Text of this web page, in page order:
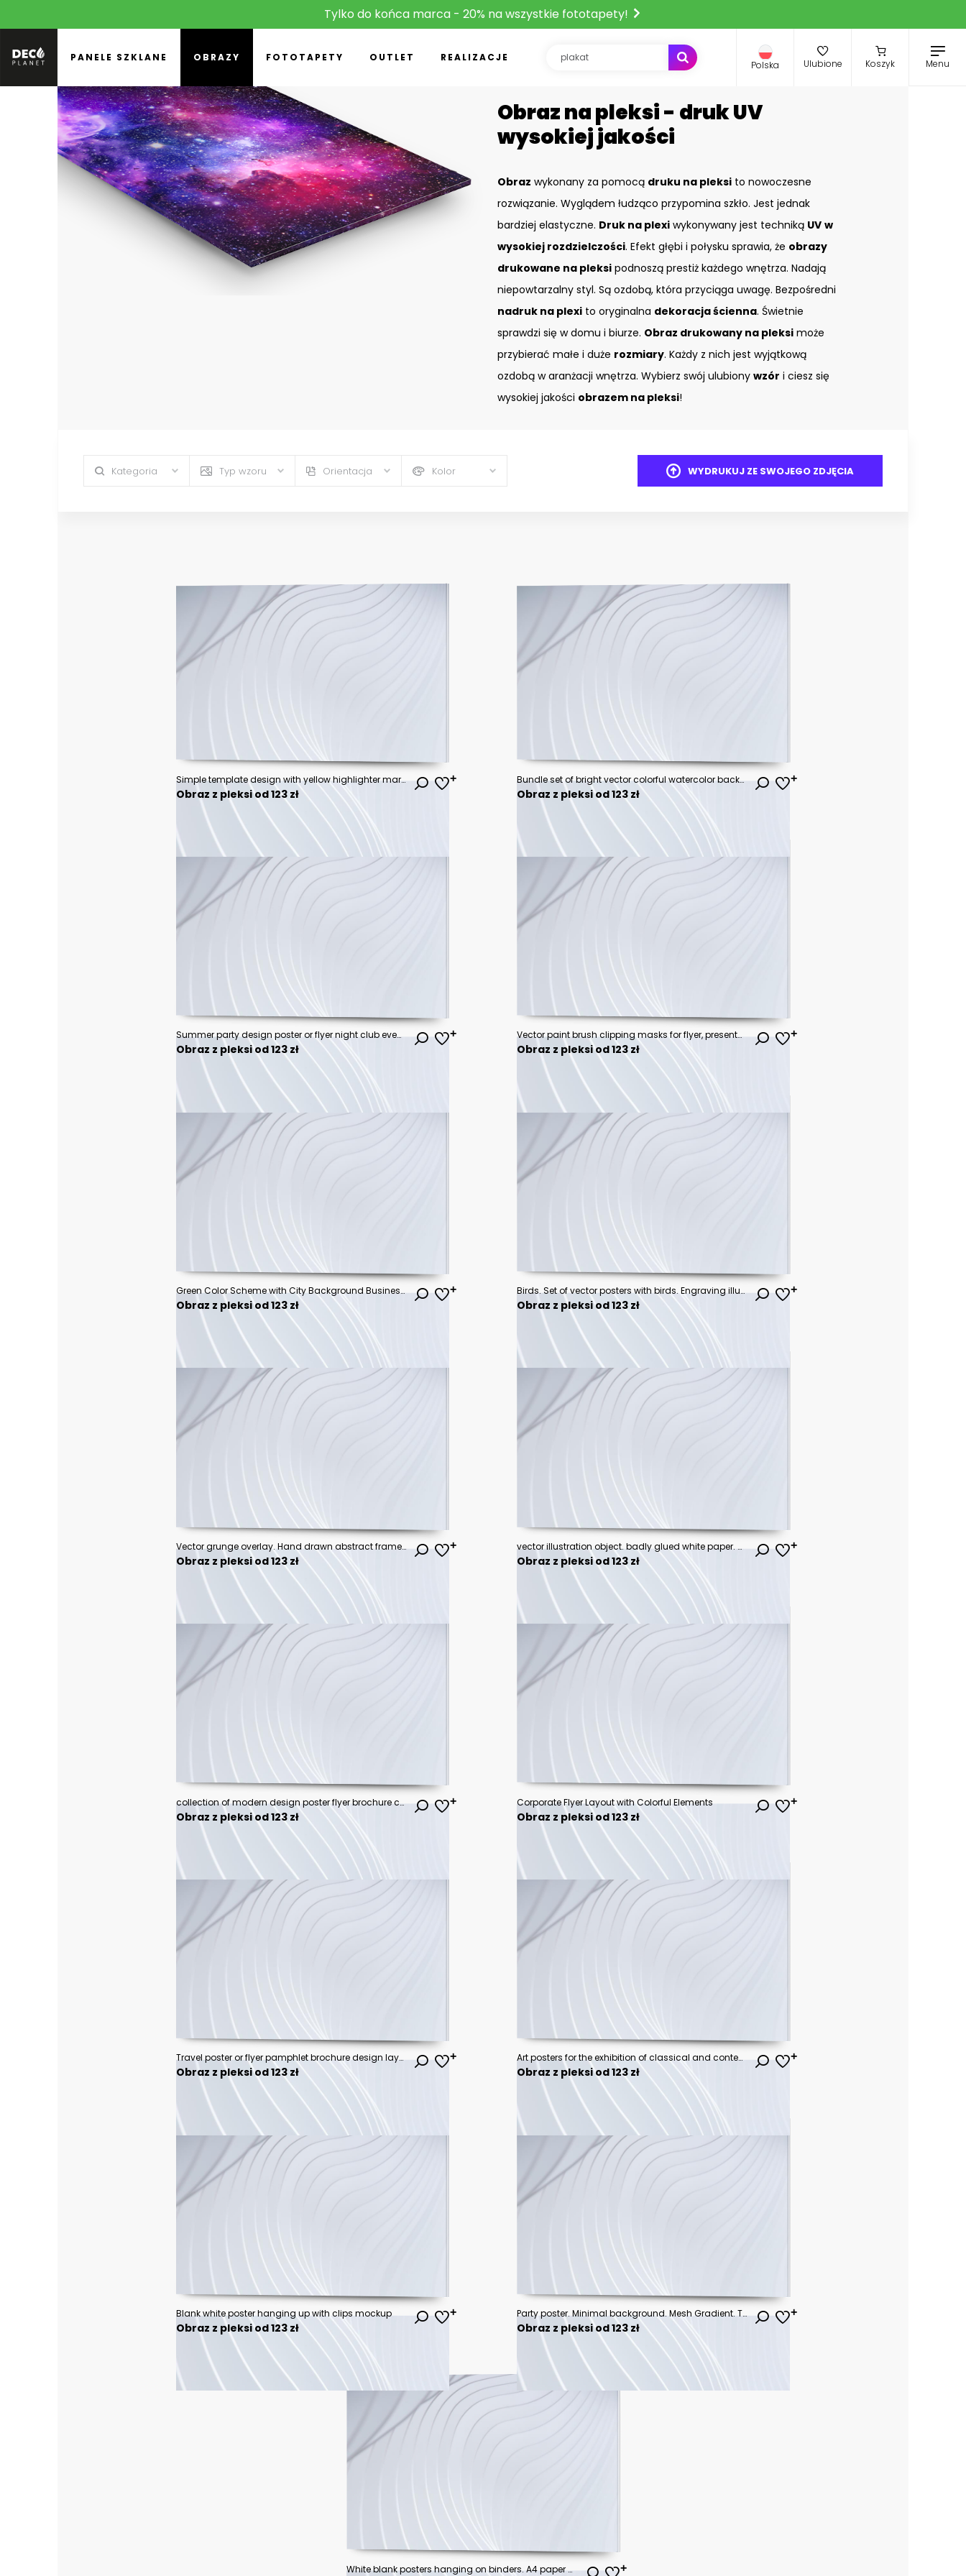
Tylko do końca marca - 20% na wszystkie fototapety!
PANELE SZKLANE OBRAZY FOTOTAPETY OUTLET REALIZACJE
Polska Ulubione Koszyk Menu
Obraz na pleksi - druk UV
wysokiej jakości
Obraz wykonany za pomocą druku na pleksi to nowoczesne
rozwiązanie. Wyglądem łudząco przypomina szkło. Jest jednak
bardziej elastyczne. Druk na plexi wykonywany jest techniką UV w
wysokiej rozdzielczości. Efekt głębi i połysku sprawia, że obrazy
drukowane na pleksi podnoszą prestiż każdego wnętrza. Nadają
niepowtarzalny styl. Są ozdobą, która przyciąga uwagę. Bezpośredni
nadruk na plexi to oryginalna dekoracja ścienna. Świetnie
sprawdzi się w domu i biurze. Obraz drukowany na pleksi może
przybierać małe i duże rozmiary. Każdy z nich jest wyjątkową
ozdobą w aranżacji wnętrza. Wybierz swój ulubiony wzór i ciesz się
wysokiej jakości obrazem na pleksi!
Kategoria Typ wzoru Orientacja Kolor WYDRUKUJ ZE SWOJEGO ZDJĘCIA
Simple template design with yellow highlighter marker for poster, flyer or cover.
Obraz z pleksi od 123 zł
Bundle set of bright vector colorful watercolor background for poster or brochure cover design
Obraz z pleksi od 123 zł
Summer party design poster or flyer night club event modern typography
Obraz z pleksi od 123 zł
Vector paint brush clipping masks for flyer, presentation, brochure, banner, poster design. City blur background.
Obraz z pleksi od 123 zł
Green Color Scheme with City Background Business Book Cover Design Template in A4. Can be adapt to Brochure, Annual Report, Magazine,Poster, Corporate Presentation, Portfolio, Flyer, Banner, Website
Obraz z pleksi od 123 zł
Birds. Set of vector posters with birds. Engraving illustrations and typography. Background images for cover, banner, poster. T-shirt print.
Obraz z pleksi od 123 zł
Vector grunge overlay. Hand drawn abstract frame set. Ink brush strokes mess. Design for flyer, poster, invitation, gift card, coupon, book cover. Banner overlay. Retro vintage background collection
Obraz z pleksi od 123 zł
vector illustration object. badly glued white paper. crumpled poster
Obraz z pleksi od 123 zł
collection of modern design poster flyer brochure cover layout template with circle graphic elements and space for photo background
Obraz z pleksi od 123 zł
Corporate Flyer Layout with Colorful Elements
Obraz z pleksi od 123 zł
Travel poster or flyer pamphlet brochure design layout space for photo background. Yellow Travel flyer template for travel agency
Obraz z pleksi od 123 zł
Art posters for the exhibition of classical and contemporary painting, sculpture and music. Hand illustrations, plaster bust, statues and abstract shapes, spots and lines. Drawings for poster.
Obraz z pleksi od 123 zł
Blank white poster hanging up with clips mockup
Obraz z pleksi od 123 zł
Party poster. Minimal background. Mesh Gradient. Template design. Party invitation. Minimal design. Vector background. Gradient vector. Poster design. Party flyer. Mesh background. Minimal style
Obraz z pleksi od 123 zł
White blank posters hanging on binders. A4 paper page, sheet on wall. Vector mockup